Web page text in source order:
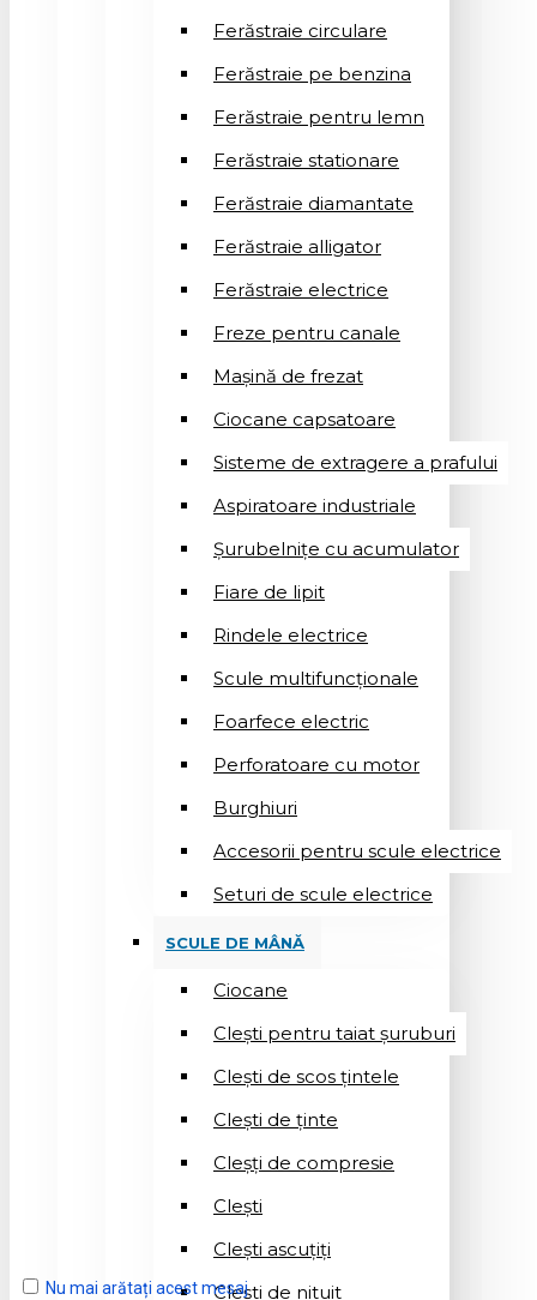
Ferăstraie circulare
Ferăstraie pe benzina
Ferăstraie pentru lemn
Ferăstraie stationare
Ferăstraie diamantate
Ferăstraie alligator
Ferăstraie electrice
Freze pentru canale
Mașină de frezat
Ciocane capsatoare
Sisteme de extragere a prafului
Aspiratoare industriale
Șurubelnițe cu acumulator
Fiare de lipit
Rindele electrice
Scule multifuncționale
Foarfece electric
Perforatoare cu motor
Burghiuri
Accesorii pentru scule electrice
Seturi de scule electrice
SCULE DE MÂNĂ
Ciocane
Cleşti pentru taiat șuruburi
Clești de scos țintele
Clești de ținte
Cleșți de compresie
Cleşti
Clești ascuțiți
Cleşti de nituit
Nu mai arătați acest mesaj